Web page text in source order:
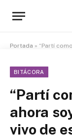
Portada » “Partí como
BITÁCORA
“Partí
ahora
vivo de